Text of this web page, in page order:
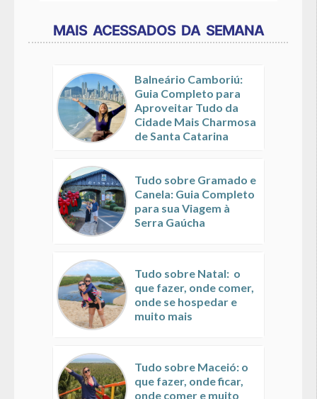
MAIS ACESSADOS DA SEMANA
Balneário Camboriú:
Guia Completo para
Aproveitar Tudo da
Cidade Mais Charmosa
de Santa Catarina
Tudo sobre Gramado e
Canela: Guia Completo
para sua Viagem à
Serra Gaúcha
Tudo sobre Natal: o
que fazer, onde comer,
onde se hospedar e
muito mais
Tudo sobre Maceió: o
que fazer, onde ficar,
onde comer e muito